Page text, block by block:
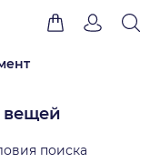
вещей
поиска